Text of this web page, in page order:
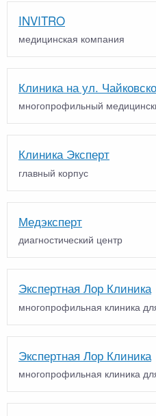
INVITRO
медицинская компания
Клиника на ул.
многопрофильный
Клиника Эксперт
главный корпус
Медэксперт
диагностический центр
Экспертная Лор Клиника
многопрофильная клиника
Экспертная Лор Клиника
многопрофильная клиника